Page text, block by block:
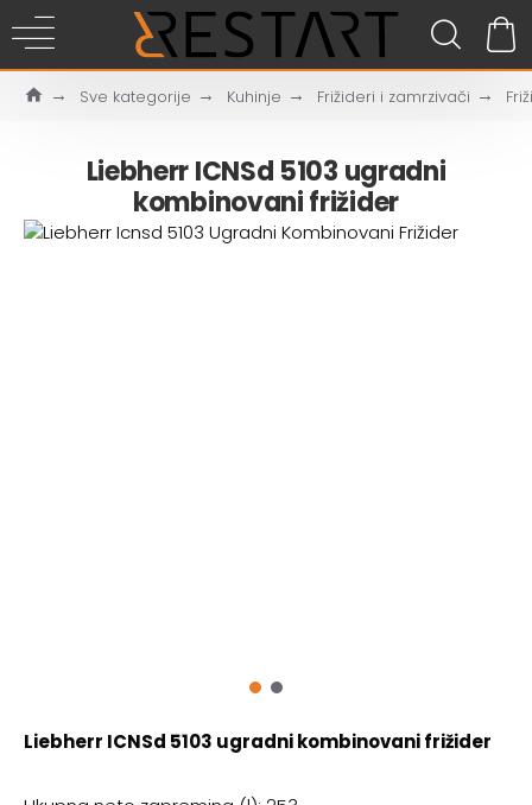
Sve kategorije Kuhinje Frižideri i zamrzivači
Liebherr ICNSd 5103 ugradni
kombinovani frižider
Liebherr ICNSd 5103 ugradni kombinovani frižider